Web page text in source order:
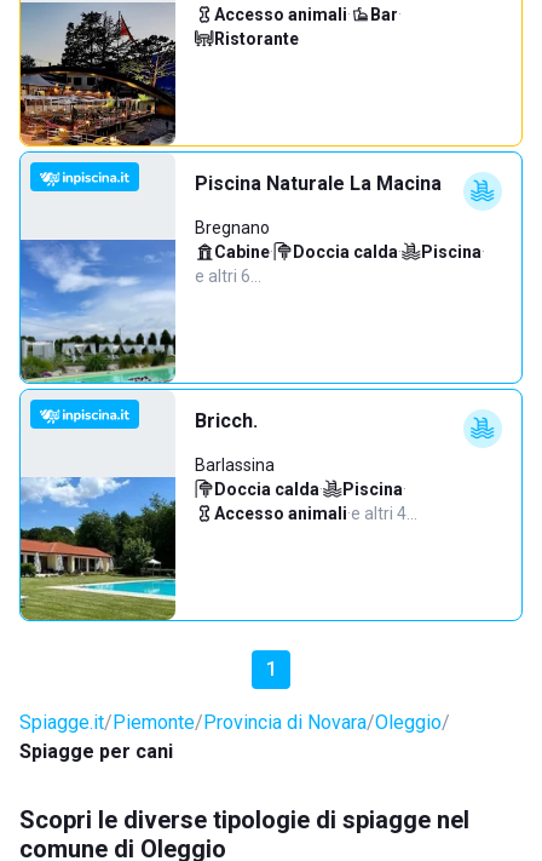
Accesso animali· Bar·
Ristorante
Piscina Naturale La Macina
Bregnano
Cabine· Doccia calda· Piscina·
e altri 6…
Bricch.
Barlassina
Doccia calda· Piscina·
Accesso animali·e altri 4…
1
Spiagge.it Piemonte Provincia di Novara Oleggio
Spiagge per cani
Scopri le diverse tipologie di spiagge nel
comune di Oleggio